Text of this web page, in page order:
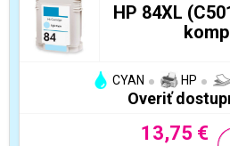
HP 84XL
CYAN HP
Overiť
13,75 €